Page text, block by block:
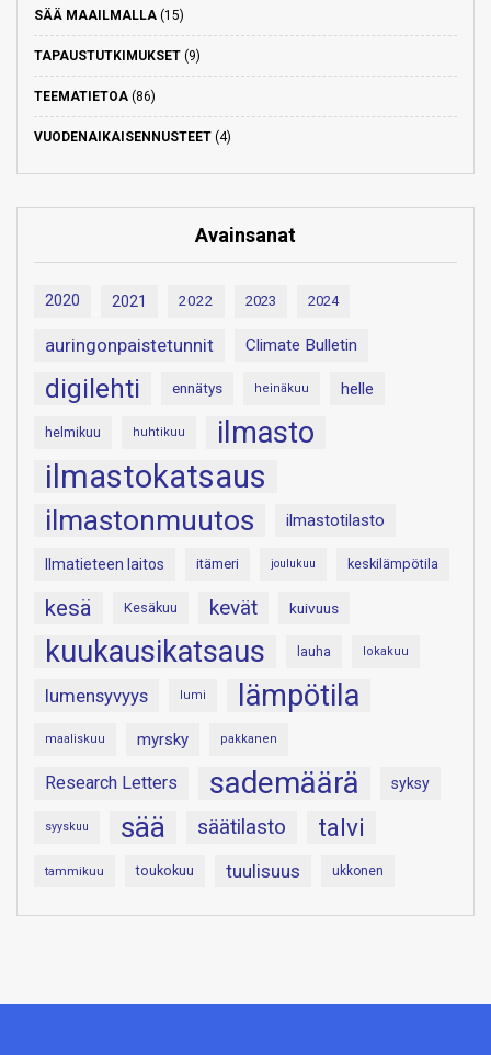
SÄÄ MAAILMALLA (15)
TAPAUSTUTKIMUKSET (9)
TEEMATIETOA (86)
VUODENAIKAISENNUSTEET (4)
Avainsanat
2020 2021 2022 2023 2024
auringonpaistetunnit Climate Bulletin
digilehti ennätys heinäkuu helle
helmikuu huhtikuu ilmasto
ilmastokatsaus
ilmastonmuutos ilmastotilasto
Ilmatieteen laitos itämeri joulukuu keskilämpötila
kesä Kesäkuu kevät kuivuus
kuukausikatsaus lauha lokakuu
lumensyvyys lumi lämpötila
maaliskuu myrsky pakkanen
Research Letters sademäärä syksy
syyskuu sää säätilasto talvi
tammikuu toukokuu tuulisuus ukkonen